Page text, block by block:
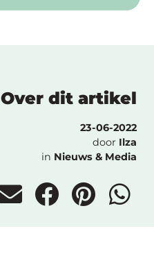
Over dit artikel
23-06-2022
door Ilza
in Nieuws & Media